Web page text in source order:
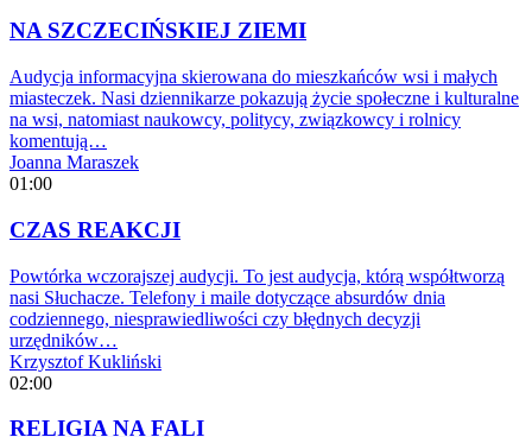
NA SZCZECIŃSKIEJ ZIEMI
Audycja informacyjna skierowana do mieszkańców wsi i małych
miasteczek. Nasi dziennikarze pokazują życie społeczne i kulturalne
na wsi, natomiast naukowcy, politycy, związkowcy i rolnicy
komentują…
Joanna Maraszek
01:00
CZAS REAKCJI
Powtórka wczorajszej audycji. To jest audycja, którą współtworzą
nasi Słuchacze. Telefony i maile dotyczące absurdów dnia
codziennego, niesprawiedliwości czy błędnych decyzji
urzędników…
Krzysztof Kukliński
02:00
RELIGIA NA FALI